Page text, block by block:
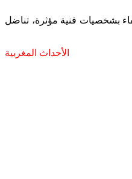
بشخصيات فنية مؤثرة، تناضل
الأحداث المغربية